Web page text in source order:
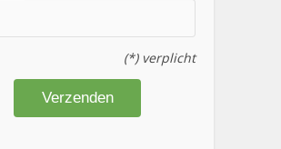
(*) verplicht